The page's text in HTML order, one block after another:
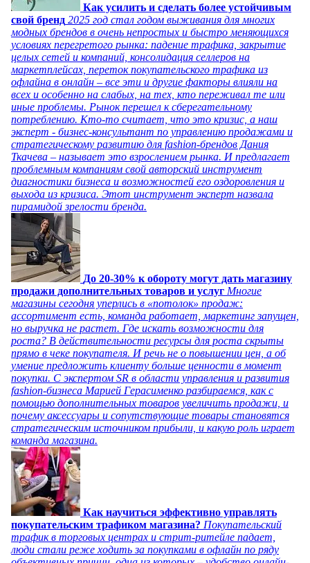
Как усилить и сделать более устойчивым
свой бренд 2025 год стал годом выживания для многих
модных брендов в очень непростых и быстро меняющихся
условиях перегретого рынка: падение трафика, закрытие
целых сетей и компаний, консолидация селлеров на
маркетплейсах, переток покупательского трафика из
офлайна в онлайн – все эти и другие факторы влияли на
всех и особенно на слабых, на тех, кто переживал те или
иные проблемы. Рынок перешел к сберегательному
потреблению. Кто-то считает, что это кризис, а наш
эксперт - бизнес-консультант по управлению продажами и
стратегическому развитию для fashion-брендов Дания
Ткачева – называет это взрослением рынка. И предлагает
проблемным компаниям свой авторский инструмент
диагностики бизнеса и возможностей его оздоровления и
выхода из кризиса. Этот инструмент эксперт назвала
пирамидой зрелости бренда.
До 20-30% к обороту могут дать магазину
продажи дополнительных товаров и услуг Многие
магазины сегодня уперлись в «потолок» продаж:
ассортимент есть, команда работает, маркетинг запущен,
но выручка не растет. Где искать возможности для
роста? В действительности ресурсы для роста скрыты
прямо в чеке покупателя. И речь не о повышении цен, а об
умение предложить клиенту больше ценности в момент
покупки. С экспертом SR в области управления и развития
fashion-бизнеса Марией Герасименко разбираемся, как с
помощью дополнительных товаров увеличить продажи, и
почему аксессуары и сопутствующие товары становятся
стратегическим источником прибыли, и какую роль играет
команда магазина.
Как научиться эффективно управлять
покупательским трафиком магазина? Покупательский
трафик в торговых центрах и стрит-ритейле падает,
люди стали реже ходить за покупками в офлайн по ряду